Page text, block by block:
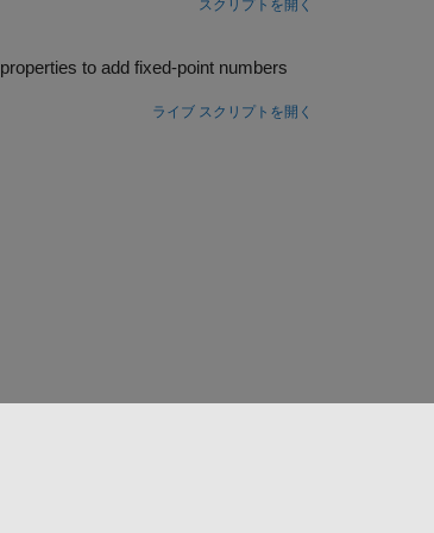
スクリプトを開く
properties to add fixed-point numbers
ライブ スクリプトを開く